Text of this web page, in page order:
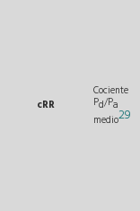
cRR
Cociente
Pd/Pa
medio29